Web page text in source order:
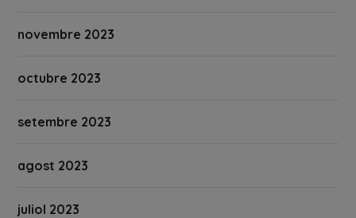
novembre 2023
octubre 2023
setembre 2023
agost 2023
juliol 2023